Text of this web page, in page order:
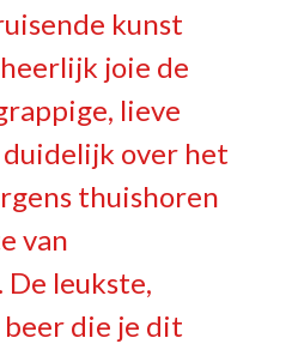
kunst
joie de
lieve
over het
thuishoren
van
leukste,
die je dit